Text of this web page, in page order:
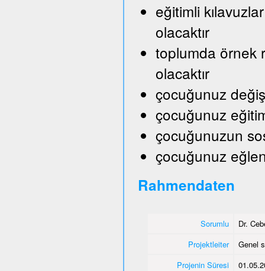
eğitimli
olacaktır
toplumda örnek
olacaktır
çocuğunuz
çocuğunuz
çocuğunuzun
çocuğunuz
Rahmendaten
Sorumlu
Dr.
Projektleiter
Genel
Projenin Süresi